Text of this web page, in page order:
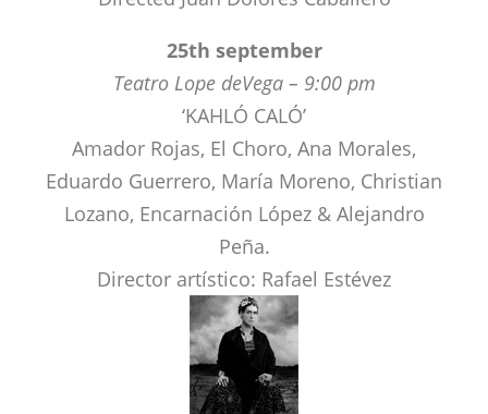
‘KAHLÓ CALÓ’
Amador Rojas, El Choro, Ana Morales,
Eduardo Guerrero, María Moreno, Christian
Lozano, Encarnación López & Alejandro
Peña.
Director artístico: Rafael Estévez
Teatro Alameda – 11:00 pm